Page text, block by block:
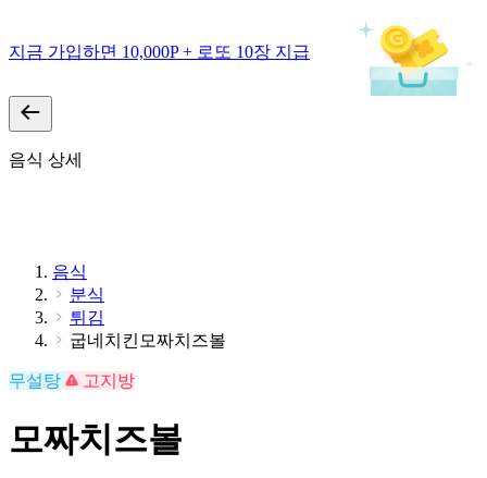
지금 가입하면 10,000P + 로또 10장 지급
음식 상세
음식
분식
튀김
굽네치킨모짜치즈볼
무설탕 고지방
모짜치즈볼